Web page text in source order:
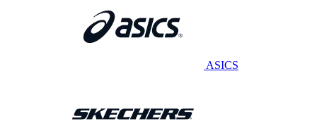
ASICS